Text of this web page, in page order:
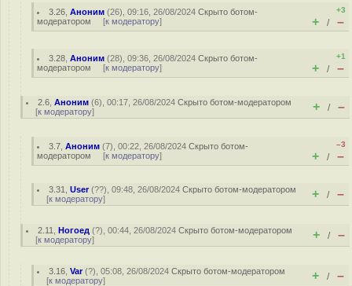
3.26 ,Аноним (26), 09:16, 26/08/2024Скрыто ботом-
модератором [к модератору]
+3
+ / –
3.28 ,Аноним (28), 09:36, 26/08/2024Скрыто ботом-
модератором [к модератору]
+1
+ / –
2.6 ,Аноним (6), 00:17, 26/08/2024Скрыто ботом-модератором
[к модератору] + / –
3.7 ,Аноним (7), 00:22, 26/08/2024Скрыто ботом-
модератором [к модератору]
–3
+ / –
3.31 ,User(??), 09:48, 26/08/2024Скрыто ботом-модератором
[к модератору] + / –
2.11 ,Ногоед (?), 00:44, 26/08/2024Скрыто ботом-модератором
[к модератору] + / –
3.16 ,Var(?), 05:08, 26/08/2024Скрыто ботом-модератором
[к модератору] + / –